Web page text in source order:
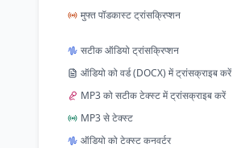
मुफ्त पॉडकास्ट ट्रांसक्रिप्शन
सटीक ऑडियो ट्रांसक्रिप्शन
ऑडियो को वर्ड (DOCX) में ट्रांसक्राइब करें
MP3 को सटीक टेक्स्ट में ट्रांसक्राइब करें
MP3 से टेक्स्ट
ऑडियो को टेक्स्ट कनवर्टर